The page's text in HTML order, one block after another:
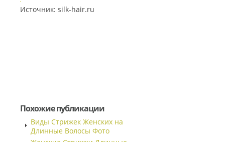
Источник: silk-hair.ru
Похожие публикации
Виды Стрижек Женских на
Длинные Волосы Фото